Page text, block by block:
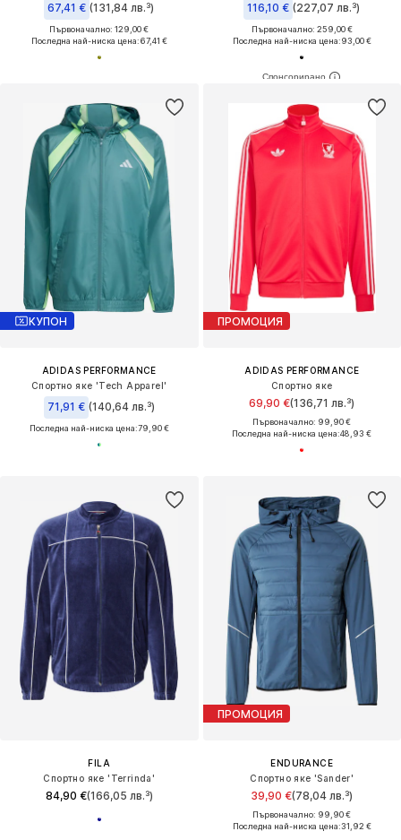
67,41 € (131,84 лв.³)
Първоначално: 129,00 €
Последна най-ниска цена:67,41 €
116,10 € (227,07 лв.³)
Първоначално: 259,00 €
Последна най-ниска цена:93,00 €
КУПОН
ADIDAS PERFORMANCE
Спортно яке 'Tech Apparel'
71,91 € (140,64 лв.³)
Последна най-ниска цена:79,90 €
ПРОМОЦИЯ
ADIDAS PERFORMANCE
Спортно яке
69,90 €(136,71 лв.³)
Първоначално: 99,90 €
Последна най-ниска цена:48,93 €
FILA
Спортно яке 'Terrinda'
84,90 €(166,05 лв.³)
ПРОМОЦИЯ
ENDURANCE
Спортно яке 'Sander'
39,90 €(78,04 лв.³)
Първоначално: 99,90 €
Последна най-ниска цена:31,92 €